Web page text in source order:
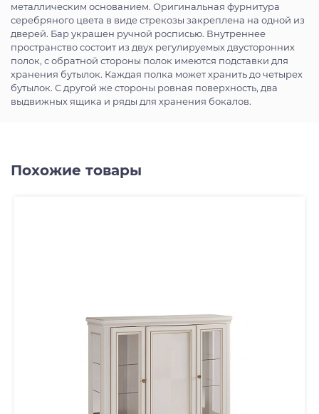
металлическим основанием. Оригинальная фурнитура
серебряного цвета в виде стрекозы закреплена на одной из
дверей. Бар украшен ручной росписью. Внутреннее
пространство состоит из двух регулируемых двусторонних
полок, с обратной стороны полок имеются подставки для
хранения бутылок. Каждая полка может хранить до четырех
бутылок. С другой же стороны ровная поверхность, два
выдвижных ящика и ряды для хранения бокалов.
Похожие товары